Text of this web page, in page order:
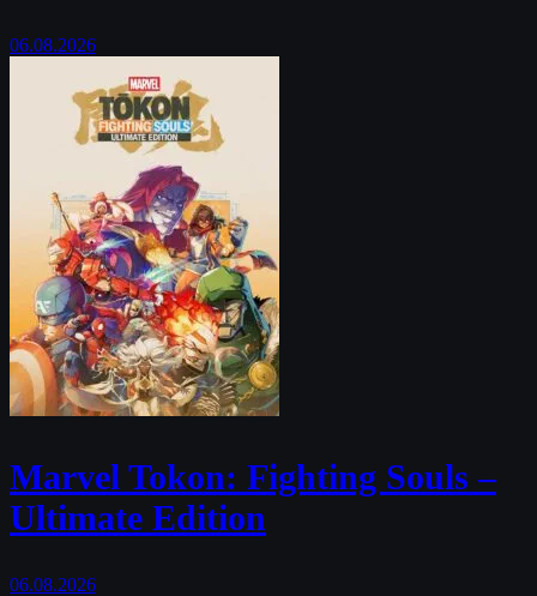
06.08.2026
Marvel Tokon: Fighting Souls –
Ultimate Edition
06.08.2026